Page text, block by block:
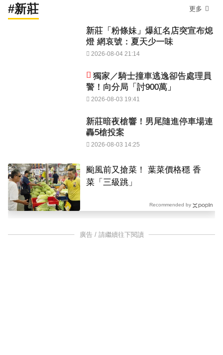
#新莊 更多
新莊「粉條妹」爆紅名店突宣布熄
燈 網哀號：夏天少一味
2026-08-04 21:14
獨家／騎士撞車逃逸卻告處理員
警！向分局「討900萬」
2026-08-03 19:41
新莊暗夜槍響！男尾隨進停車場連
轟5槍投案
2026-08-03 14:25
颱風前又搶菜！ 葉菜價格穩 香
菜「三級跳」
Recommended by
廣告 / 請繼續往下閱讀